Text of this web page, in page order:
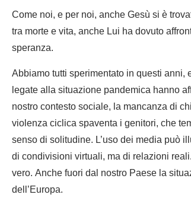
Come noi, e per noi, anche Gesù si è
tra morte e vita, anche Lui ha dovuto
speranza.
Abbiamo tutti sperimentato in questi
legate alla situazione pandemica hanno
nostro contesto sociale, la mancanza di
violenza ciclica spaventa i genitori, che
senso di solitudine. L’uso dei media può
di condivisioni virtuali, ma di relazioni
vero. Anche fuori dal nostro Paese la
dell’Europa.